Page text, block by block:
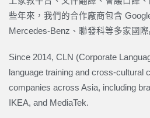
些年來，我們的合作廠商包含
Mercedes-Benz、聯發科等多家國際
Since 2014, CLN (Corporate
language training and cross-cultural
companies across Asia, including
IKEA, and MediaTek.